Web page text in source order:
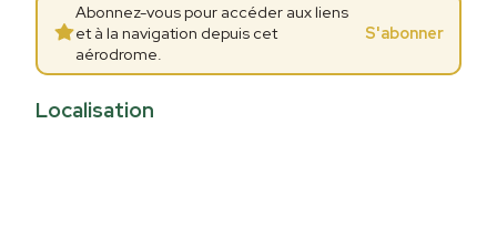
Abonnez-vous pour accéder aux liens
et à la navigation depuis cet
aérodrome.
S'abonner
Localisation